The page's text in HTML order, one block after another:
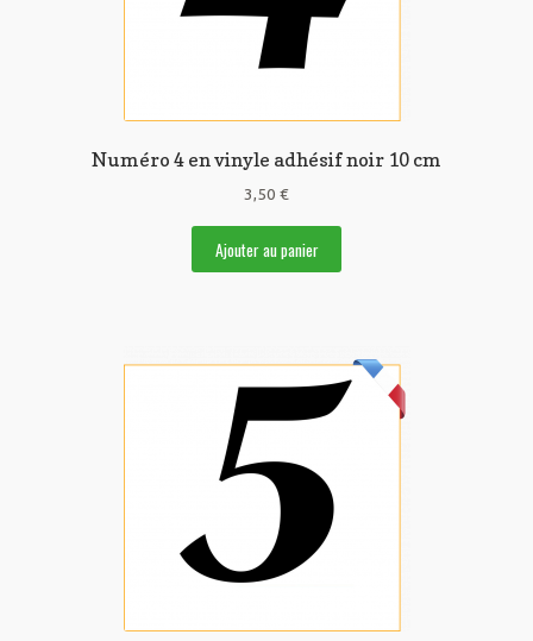
Numéro 4 en vinyle adhésif noir 10 cm
3,50 €
Ajouter au panier